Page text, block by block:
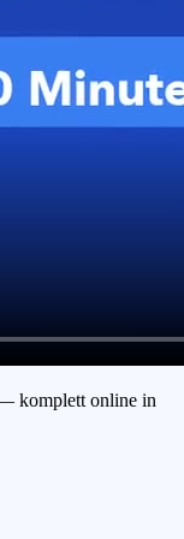
komplett online in